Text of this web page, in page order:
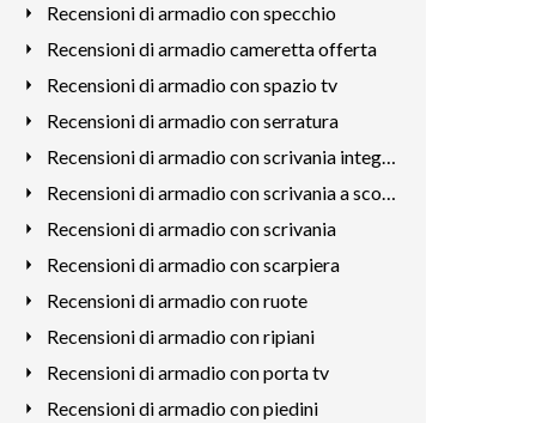
Recensioni di armadio con specchio
Recensioni di armadio cameretta offerta
Recensioni di armadio con spazio tv
Recensioni di armadio con serratura
Recensioni di armadio con scrivania integrata
Recensioni di armadio con scrivania a scomparsa
Recensioni di armadio con scrivania
Recensioni di armadio con scarpiera
Recensioni di armadio con ruote
Recensioni di armadio con ripiani
Recensioni di armadio con porta tv
Recensioni di armadio con piedini